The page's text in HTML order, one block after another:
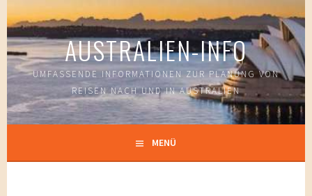
Springe
zum
Inhalt
AUSTRALIEN-INFO
UMFASSENDE INFORMATIONEN ZUR PLANUNG VON
REISEN NACH UND IN AUSTRALIEN
MENÜ